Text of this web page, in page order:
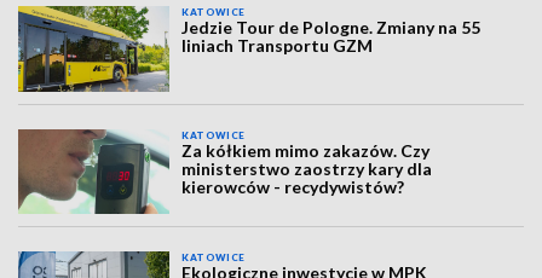
KATOWICE
Jedzie Tour de Pologne. Zmiany na 55
liniach Transportu GZM
KATOWICE
Za kółkiem mimo zakazów. Czy
ministerstwo zaostrzy kary dla
kierowców - recydywistów?
KATOWICE
Ekologiczne inwestycje w MPK